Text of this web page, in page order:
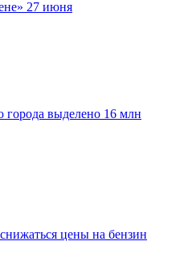
27 июня
выделено 16 млн
цены на бензин